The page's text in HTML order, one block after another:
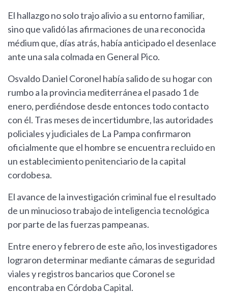
El hallazgo no solo trajo alivio a su entorno familiar,
sino que validó las afirmaciones de una reconocida
médium que, días atrás, había anticipado el desenlace
ante una sala colmada en General Pico.
Osvaldo Daniel Coronel había salido de su hogar con
rumbo a la provincia mediterránea el pasado 1 de
enero, perdiéndose desde entonces todo contacto
con él. Tras meses de incertidumbre, las autoridades
policiales y judiciales de La Pampa confirmaron
oficialmente que el hombre se encuentra recluido en
un establecimiento penitenciario de la capital
cordobesa.
El avance de la investigación criminal fue el resultado
de un minucioso trabajo de inteligencia tecnológica
por parte de las fuerzas pampeanas.
Entre enero y febrero de este año, los investigadores
lograron determinar mediante cámaras de seguridad
viales y registros bancarios que Coronel se
encontraba en Córdoba Capital.